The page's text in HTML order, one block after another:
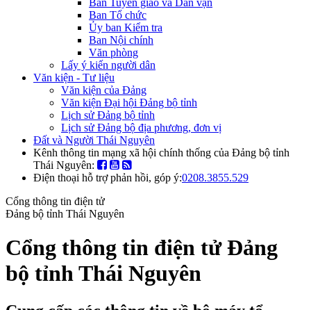
Ban Tổ chức
Ủy ban Kiểm tra
Ban Nội chính
Văn phòng
Lấy ý kiến người dân
Văn kiện - Tư liệu
Văn kiện của Đảng
Văn kiện Đại hội Đảng bộ tỉnh
Lịch sử Đảng bộ tỉnh
Lịch sử Đảng bộ địa phương, đơn vị
Đất và Người Thái Nguyên
Kênh thông tin mạng xã hội chính thống của Đảng bộ tỉnh
Thái Nguyên:
Điện thoại hỗ trợ phản hồi, góp ý:0208.3855.529
Cổng thông tin điện tử
Đảng bộ tỉnh Thái Nguyên
Cổng thông tin điện tử Đảng
bộ tỉnh Thái Nguyên